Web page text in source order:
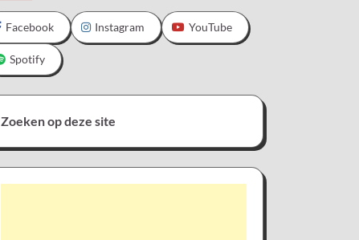
Facebook Instagram YouTube
Spotify
Zoeken op deze site